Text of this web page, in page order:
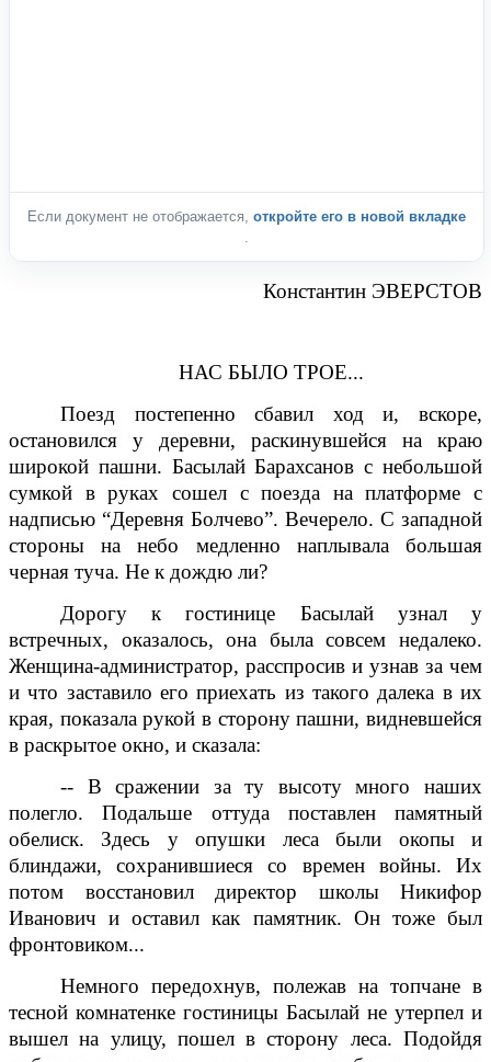
Если документ не отображается, откройте его в новой вкладке
Константин ЭВЕРСТОВ
НАС БЫЛО ТРОЕ...
Поезд постепенно сбавил ход и, вскоре,
остановился у деревни, раскинувшейся на краю
широкой пашни. Басылай Барахсанов с небольшой
сумкой в руках сошел с поезда на платформе с
надписью “Деревня Болчево”. Вечерело. С западной
стороны на небо медленно наплывала большая
черная туча. Не к дождю ли?
Дорогу к гостинице Басылай узнал у
встречных, оказалось, она была совсем недалеко.
Женщина-администратор, расспросив и узнав за чем
и что заставило его приехать из такого далека в их
края, показала рукой в сторону пашни, видневшейся
в раскрытое окно, и сказала:
-- В сражении за ту высоту много наших
полегло. Подальше оттуда поставлен памятный
обелиск. Здесь у опушки леса были окопы и
блиндажи, сохранившиеся со времен войны. Их
потом восстановил директор школы Никифор
Иванович и оставил как памятник. Он тоже был
фронтовиком...
Немного передохнув, полежав на топчане в
тесной комнатенке гостиницы Басылай не утерпел и
вышел на улицу, пошел в сторону леса. Подойдя